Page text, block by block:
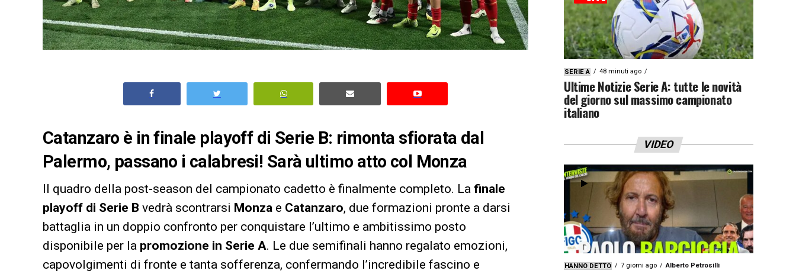
Catanzaro è in finale playoff di Serie B: rimonta sfiorata dal
Palermo, passano i calabresi! Sarà ultimo atto col Monza
Il quadro della post-season del campionato cadetto è finalmente completo. La finale
playoff di Serie B vedrà scontrarsi Monza e Catanzaro, due formazioni pronte a darsi
battaglia in un doppio confronto per conquistare l’ultimo e ambitissimo posto
disponibile per la promozione in Serie A. Le due semifinali hanno regalato emozioni,
capovolgimenti di fronte e tanta sofferenza, confermando l’incredibile fascino e
SERIE A 48 minuti ago
Ultime Notizie Serie A: tutte le novità
del giorno sul massimo campionato
italiano
VIDEO
HANNO DETTO 7 giorni ago Alberto Petrosilli